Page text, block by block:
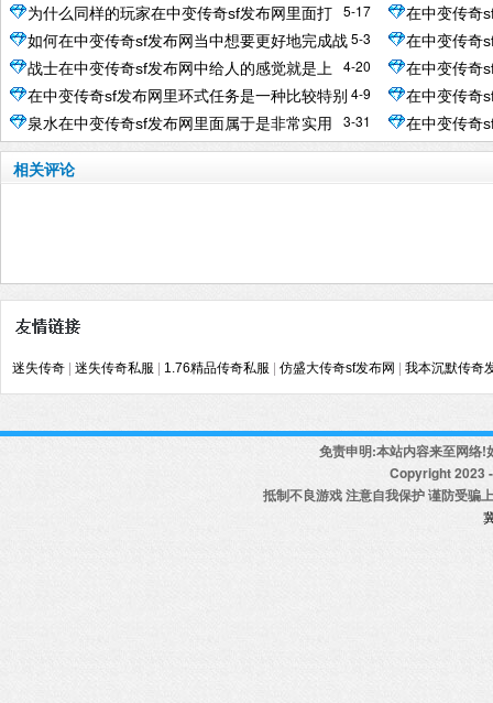
5-17
为什么同样的玩家在中变传奇sf发布网里面打
怪打到的的东西不一样呢？
在中变传奇
成，那么获
5-3
如何在中变传奇sf发布网当中想要更好地完成战
斗？
在中变传奇
关重要的
4-20
战士在中变传奇sf发布网中给人的感觉就是上
来一顿乱砍
在中变传奇
多？
4-9
在中变传奇sf发布网里环式任务是一种比较特别
的剧情任务
在中变传奇
有意义
3-31
泉水在中变传奇sf发布网里面属于是非常实用
的道具
在中变传奇
享受到更多
相关评论
迷失传奇 迷失传奇私服 1.76精品传奇私服 仿盛大传奇sf发布网 我本沉默传奇
免责申明:本站内容来至网络!
Copyright 2023 -
抵制不良游戏 注意自我保护 谨防受骗